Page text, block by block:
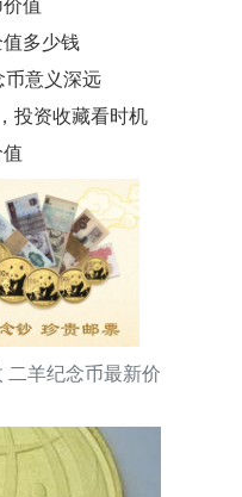
值
多少钱
币意义深远
投资收藏看时机
二羊纪念币最新价